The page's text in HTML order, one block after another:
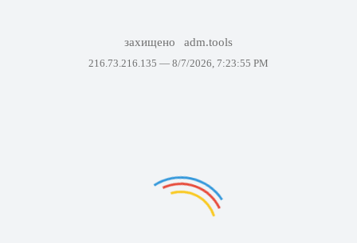
захищено adm.tools
216.73.216.135 — 8/7/2026, 7:23:55 PM